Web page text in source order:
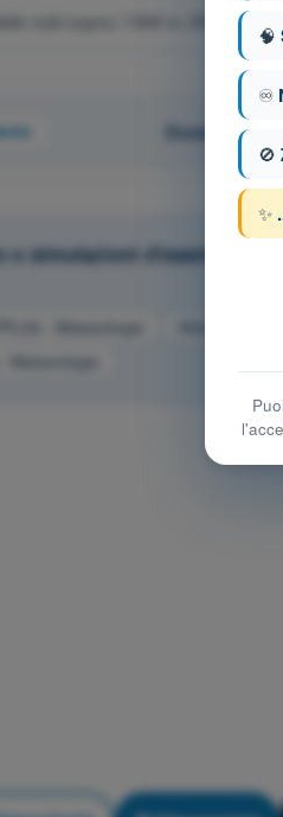
nubi sopra i 1500 m (5000ft)
Domanda 107
e simulazioni d'esame a
- Meteorologia
Allenamento
Meteorologia
🧠
♾️
🚫
✨